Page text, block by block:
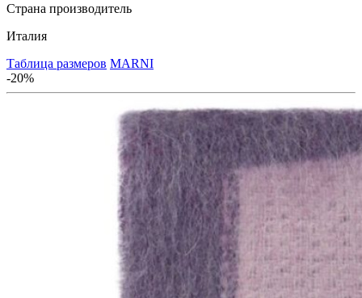
Страна производитель
Италия
Таблица размеров MARNI
-20%